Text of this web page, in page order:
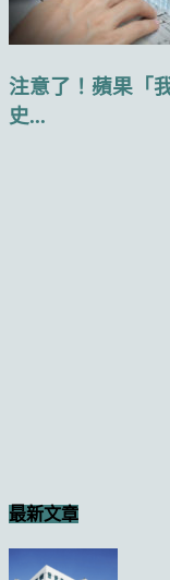
注意了！蘋果「
史...
最新文章